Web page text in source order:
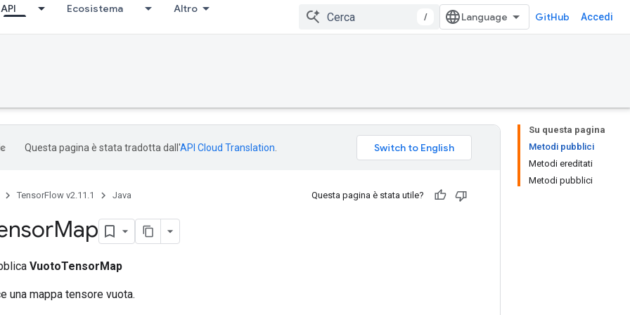
API Ecosistema Altro
/ GitHub Accedi
Su questa pagina
Metodi pubblici
Metodi ereditati
Metodi pubblici
Questa pagina è stata tradotta dall'API Cloud Translation
TensorFlow v2.11.1 Java Questa pagina è stata utile?
Map
VuotoTensorMap
una mappa tensore vuota.